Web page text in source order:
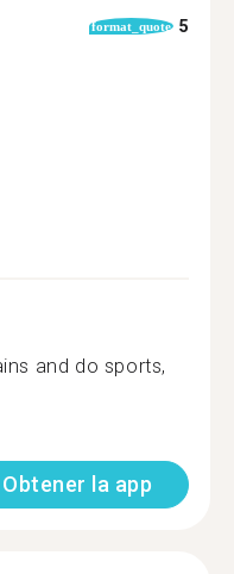
format_quote 5
and do sports,
Obtener la app